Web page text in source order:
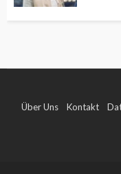
Über Uns Kontakt